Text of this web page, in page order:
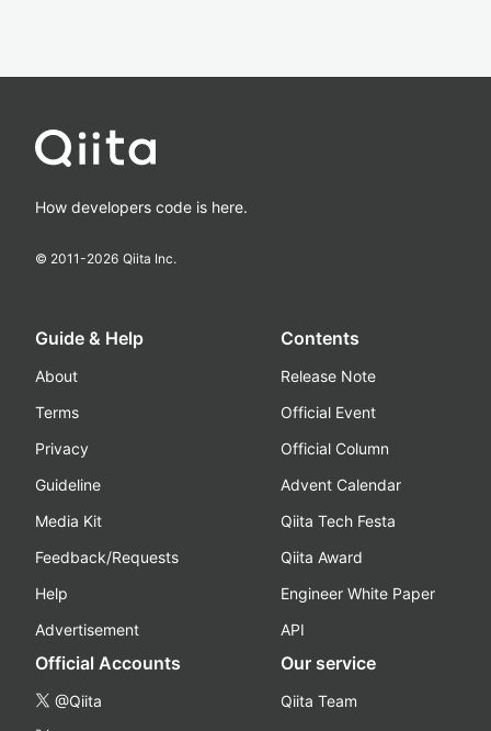
How developers code is here.
© 2011-2026 Qiita Inc.
Guide & Help
About
Terms
Privacy
Guideline
Media Kit
Feedback/Requests
Help
Advertisement
Contents
Release Note
Official Event
Official Column
Advent Calendar
Qiita Tech Festa
Qiita Award
Engineer White Paper
API
Official Accounts
@Qiita
Our service
Qiita Team